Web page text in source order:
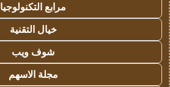
مرابع التكنولوجيا
خيال التقنية
شوف ويب
مجلة الاسهم